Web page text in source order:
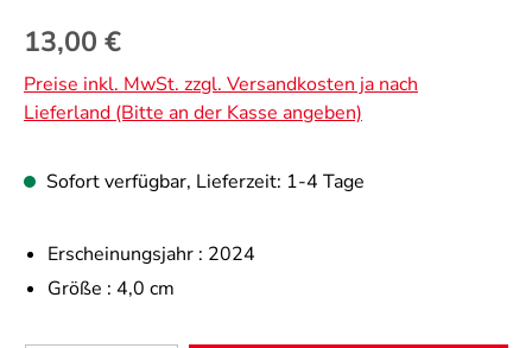
Regulärer Preis:
13,00 €
Preise inkl. MwSt. zzgl. Versandkosten ja nach
Lieferland (Bitte an der Kasse angeben)
Sofort verfügbar, Lieferzeit: 1-4 Tage
Erscheinungsjahr : 2024
Größe : 4,0 cm